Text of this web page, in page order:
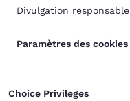
Divulgation responsable
Paramètres des cookies
Choice Privileges